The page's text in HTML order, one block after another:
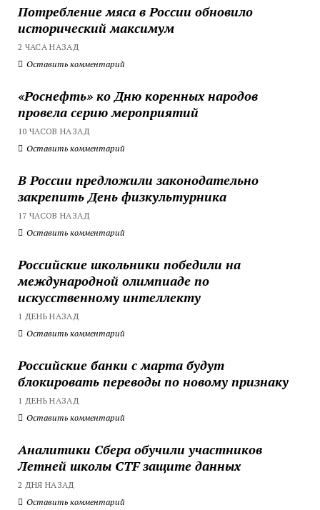
Потребление мяса в России обновило
исторический максимум
2 ЧАСА НАЗАД
Оставить комментарий
«Роснефть» ко Дню коренных народов
провела серию мероприятий
10 ЧАСОВ НАЗАД
Оставить комментарий
В России предложили законодательно
закрепить День физкультурника
17 ЧАСОВ НАЗАД
Оставить комментарий
Российские школьники победили на
международной олимпиаде по
искусственному интеллекту
1 ДЕНЬ НАЗАД
Оставить комментарий
Российские банки с марта будут
блокировать переводы по новому признаку
1 ДЕНЬ НАЗАД
Оставить комментарий
Аналитики Сбера обучили участников
Летней школы CTF защите данных
2 ДНЯ НАЗАД
Оставить комментарий